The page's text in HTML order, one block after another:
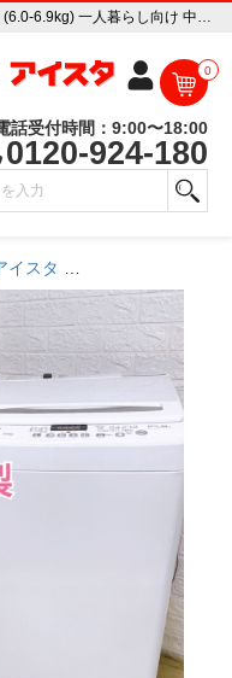
【全国発送対応】ハイセンス 2017-2019年製 (6.0-6.9kg) 一人暮らし向け 中古家電販売専門店 リサイクルショップ アイスタ
0
話受付時間：9:00〜18:00
0120-924-180
イスタ